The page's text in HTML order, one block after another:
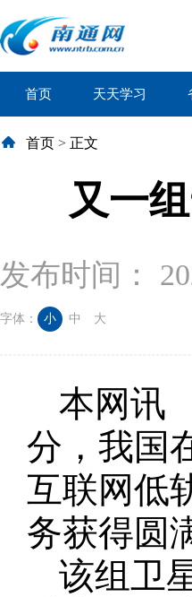
首页 天天学习
首页 > 正文
又一
发布时间：
字体： 小 中 大
本网讯
分，我国
互联网低
务获得圆
该组卫